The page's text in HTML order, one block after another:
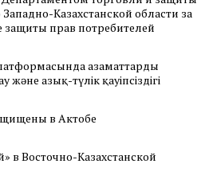
Казахстанской области за
защиты прав потребителей
азаматтарды
азық-түлік қауіпсіздігі
в Актобе
в Восточно-Казахстанской